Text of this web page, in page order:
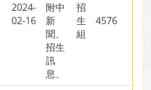
2024-
02-16
附中
新
聞、
招生
訊
息、
招
生
組
4576